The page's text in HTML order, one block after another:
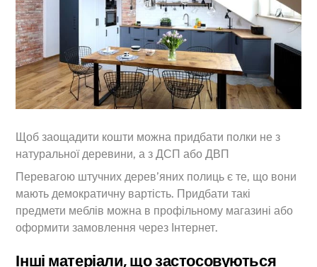
Щоб заощадити кошти можна придбати полки не з
натуральної деревини, а з ДСП або ДВП
Перевагою штучних дерев’яних полиць є те, що вони
мають демократичну вартість. Придбати такі
предмети меблів можна в профільному магазині або
оформити замовлення через Інтернет.
Інші матеріали, що застосовуються